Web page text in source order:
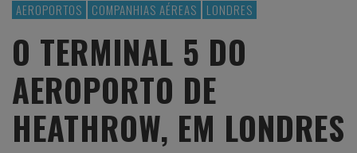
AEROPORTOS COMPANHIAS AÉREAS LONDRES
O TERMINAL 5 DO
AEROPORTO DE
HEATHROW, EM LONDRES